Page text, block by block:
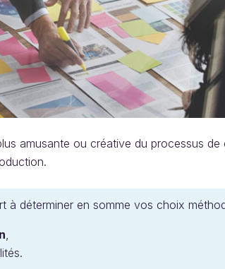
amusante ou créative du processus
à déterminer en somme vos choix